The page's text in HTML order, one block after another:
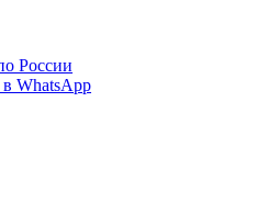
России
в WhatsApp